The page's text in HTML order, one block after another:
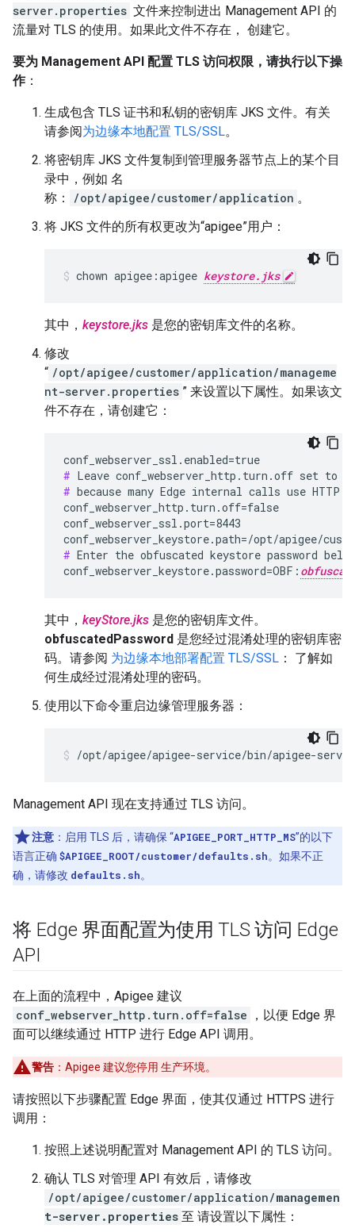
server.properties 文件来控制进出 Management API 的
流量对 TLS 的使用。如果此文件不存在， 创建它。
要为 Management API 配置 TLS 访问权限，请执行以下操
作：
生成包含 TLS 证书和私钥的密钥库 JKS 文件。有关
请参阅为边缘本地配置 TLS/SSL。
将密钥库 JKS 文件复制到管理服务器节点上的某个目
录中，例如 名
称：
/opt/apigee/customer/application 。
将 JKS 文件的所有权更改为“apigee”用户：
chown apigee:apigee keystore.jks
其中， keystore.jks 是您的密钥库文件的名称。
修改
“ /opt/apigee/customer/application/manageme
nt-server.properties ” 来设置以下属性。如果该文
件不存在，请创建它：
#
# because many Edge internal calls use HTTP.
conf_webserver_http.turn.off=false
conf_webserver_ssl.port=8443
conf_webserver_keystore.path=/opt/apigee/
# Enter the obfuscated keystore password
conf_webserver_keystore.password=OBF:
其中， keyStore.jks 是您的密钥库文件。
obfuscatedPassword 是您经过混淆处理的密钥库密
码。请参阅 为边缘本地部署配置 TLS/SSL ： 了解如
何生成经过混淆处理的密码。
使用以下命令重启边缘管理服务器：
/opt/apigee/apigee-service/bin/apigee-
Management API 现在支持通过 TLS 访问。
注意 ：启用 TLS 后，请确保 “APIGEE_PORT_HTTP_MS”的以下
语言正确 $APIGEE_ROOT/customer/defaults.sh。如果不正
确，请修改 defaults.sh。
将 Edge 界面配置为使用 TLS 访问 Edge
API
在上面的流程中，Apigee 建议
conf_webserver_http.turn.off=false
，以便 Edge 界
面可以继续通过 HTTP 进行 Edge API 调用。
警告 ：Apigee 建议您停用 生产环境。
请按照以下步骤配置 Edge 界面，使其仅通过 HTTPS 进行
调用：
按照上述说明配置对 Management API 的 TLS 访问。
确认 TLS 对管理 API 有效后，请修改
/opt/apigee/customer/application/managemen
t-server.properties 至 请设置以下属性：